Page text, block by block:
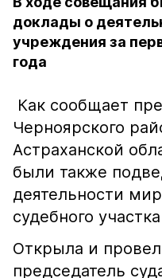
доклады о
учреждения за
года
Как сообщает
Черноярского
Астраханской
были также
деятельности
судебного
Открыла и
председатель